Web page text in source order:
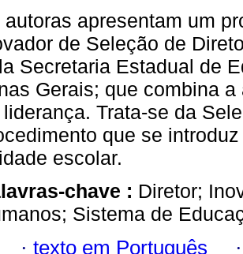
autoras apresentam um
de Seleção de
Secretaria Estadual de
Gerais; que combina
liderança. Trata-se da
que se
escolar.
chave : Diretor;
Sistema de
· texto em Português